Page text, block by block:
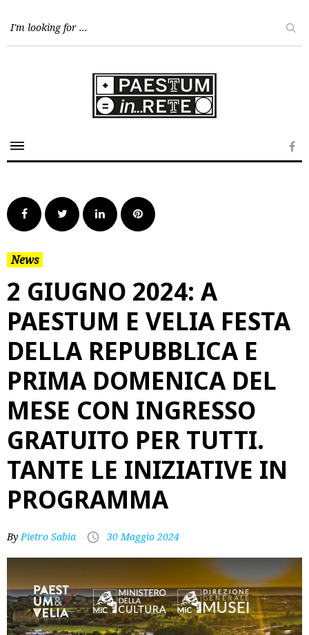
FacebookTwitter LinkedInPinterest
News
2 GIUGNO 2024: A
PAESTUM E VELIA FESTA
DELLA REPUBBLICA E
PRIMA DOMENICA DEL
MESE CON INGRESSO
GRATUITO PER TUTTI.
TANTE LE INIZIATIVE IN
PROGRAMMA
ByPietro Sabia 30 Maggio 2024